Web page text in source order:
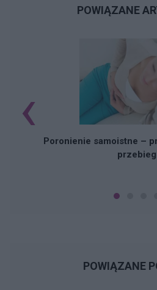
POWIĄZANE
Poronienie samoistne –
przebieg
‹
POWIĄZANE